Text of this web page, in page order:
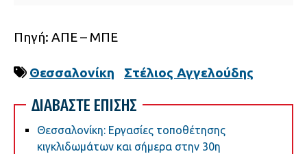
Πηγή: ΑΠΕ – ΜΠΕ
Θεσσαλονίκη Στέλιος Αγγελούδης
ΔΙΑΒΑΣΤΕ ΕΠΙΣΗΣ
Θεσσαλονίκη: Εργασίες τοποθέτησης
κιγκλιδωμάτων και σήμερα στην 30η